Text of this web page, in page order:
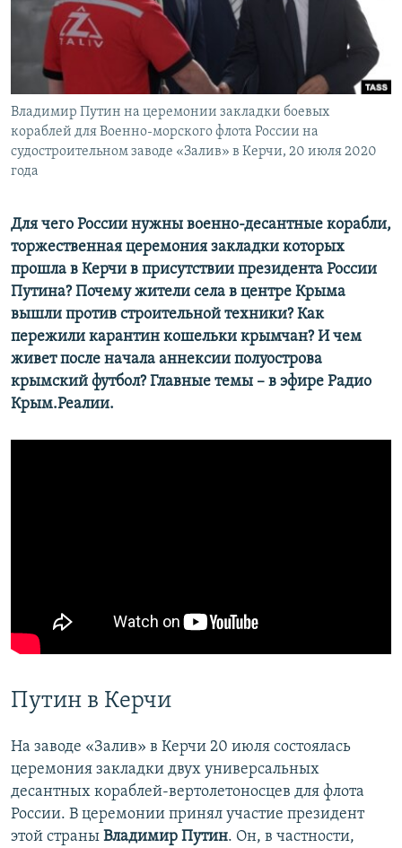
ПОБЕДИТЕЛЕЙ НЕ СУДЯТ?
КРЫМ.НЕПОКОРЕННЫЙ
ELIFBE
УКРАИНСКАЯ ПРОБЛЕМА КРЫМА
ПРИСОЕДИНЯЙТЕСЬ!
Все сайты RFE/RL
Владимир Путин на церемонии закладки боевых
кораблей для Военно-морского флота России на
судостроительном заводе «Залив» в Керчи, 20 июля 2020
года
Для чего России нужны военно-десантные корабли,
торжественная церемония закладки которых
прошла в Керчи в присутствии президента России
Путина? Почему жители села в центре Крыма
вышли против строительной техники? Как
пережили карантин кошельки крымчан? И чем
живет после начала аннексии полуострова
крымский футбол? Главные темы – в эфире Радио
Крым.Реалии.
Путин в Керчи
На заводе «Залив» в Керчи 20 июля состоялась
церемония закладки двух универсальных
десантных кораблей-вертолетоносцев для флота
России. В церемонии принял участие президент
этой страны Владимир Путин. Он, в частности,